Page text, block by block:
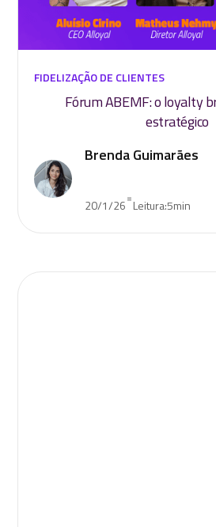
FIDELIZAÇÃO DE CLIENTES
Fórum ABEMF: o loyalty
estratégico
Brenda Guimarães
20/1/26•Leitura:5min